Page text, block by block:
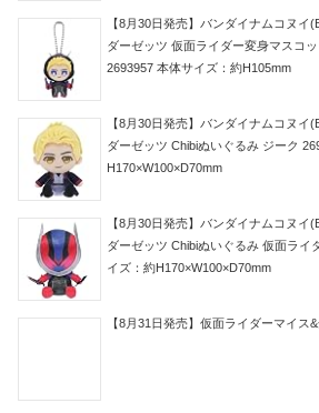
【8月30日発売】バンダイナムコヌイ
ダーゼッツ 仮面ライダー変身マスコ
2693957 本体サイズ：約H105mm
【8月30日発売】バンダイナムコヌイ
ダーゼッツ Chibiぬいぐるみ ジーク
H170×W100×D70mm
【8月30日発売】バンダイナムコヌイ
ダーゼッツ Chibiぬいぐるみ 仮面ライ
イズ：約H170×W100×D70mm
【8月31日発売】仮面ライダーマイス